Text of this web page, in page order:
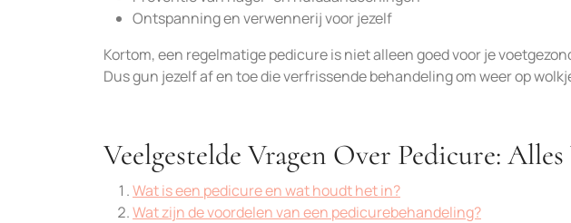
Ontspanning en verwennerij voor jezelf
Kortom, een regelmatige pedicure is niet alleen goed voor je
Dus gun jezelf af en toe die verfrissende behandeling om weer op
Veelgestelde Vragen Over Pedicure:
Wat is een pedicure en wat houdt het in?
Wat zijn de voordelen van een pedicurebehandeling?